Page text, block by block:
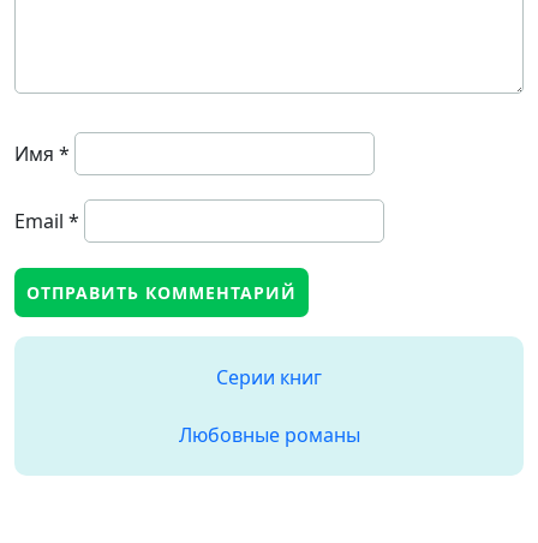
Имя *
Email *
Серии книг
Любовные романы